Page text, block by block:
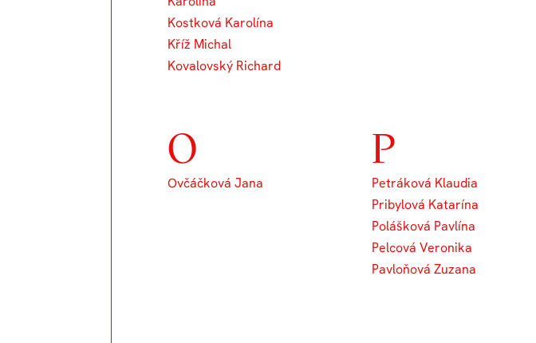
Kostková Karolína
Kříž Michal
Kovalovský Richard
O
Ovčáčková Jana
P
Petráková Klaudia
Pribylová Katarína
Polášková Pavlína
Pelcová Veronika
Pavloňová Zuzana